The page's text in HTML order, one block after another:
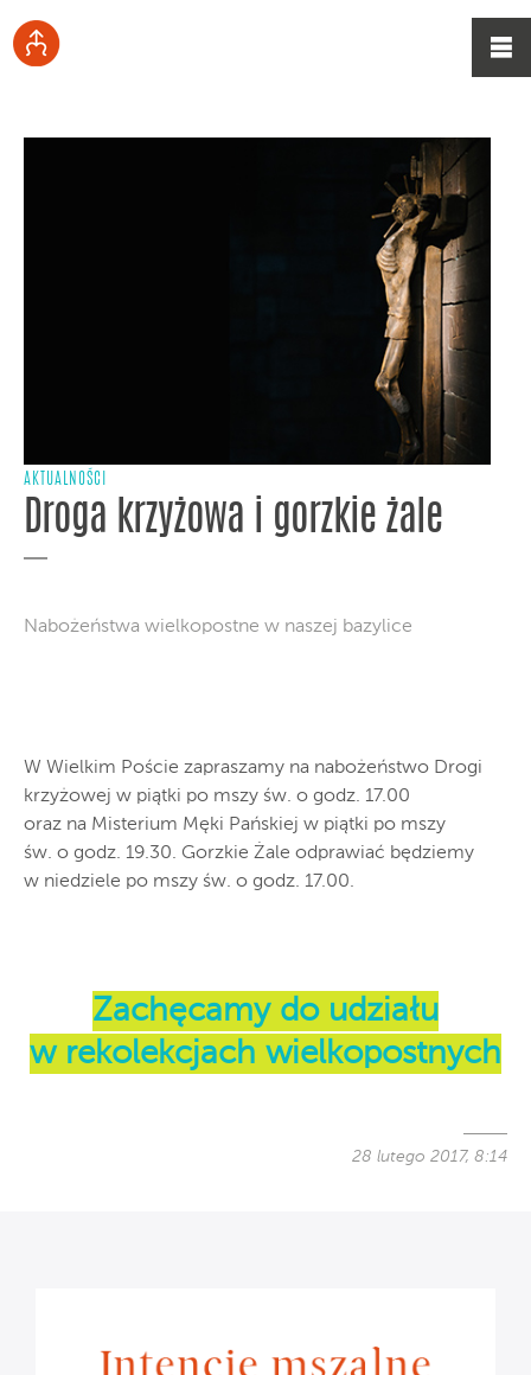
AKTUALNOŚCI
Droga krzyżowa i gorzkie żale
Nabożeństwa wielkopostne w naszej bazylice
W Wielkim Poście zapraszamy na nabożeństwo Drogi
krzyżowej w piątki po mszy św. o godz. 17.00
oraz na Misterium Męki Pańskiej w piątki po mszy
św. o godz. 19.30. Gorzkie Żale odprawiać będziemy
w niedziele po mszy św. o godz. 17.00.
Zachęcamy do udziału
w rekolekcjach wielkopostnych
28 lutego 2017, 8:14